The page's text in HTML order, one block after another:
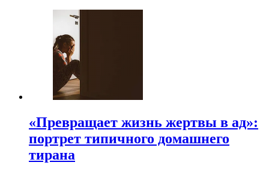
«Превращает жизнь жертвы в ад»:
портрет типичного домашнего
тирана